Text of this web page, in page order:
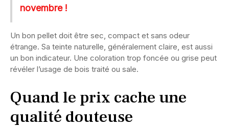
novembre !
Un bon pellet doit être sec, compact et sans odeur
étrange. Sa teinte naturelle, généralement claire, est aussi
un bon indicateur. Une coloration trop foncée ou grise peut
révéler l’usage de bois traité ou sale.
Quand le prix cache une
qualité douteuse